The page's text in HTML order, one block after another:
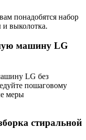
понадобятся набор
и выколотка.
машину LG
LG без
пошаговому
меры
стиральной